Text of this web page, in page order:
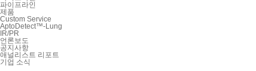
파이프라인
제품
Custom Service
AptoDetect™-Lung
IR/PR
언론보도
공지사항
애널리스트 리포트
기업 소식